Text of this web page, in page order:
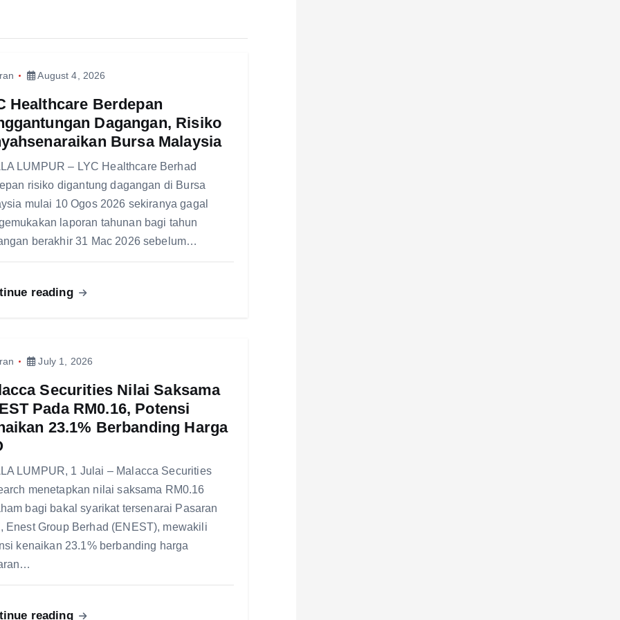
August 4, 2026
Healthcare Berdepan
Dagangan, Risiko
Bursa Malaysia
LUMPUR – LYC Healthcare Berhad
risiko digantung dagangan di Bursa
mulai 10 Ogos 2026 sekiranya gagal
laporan tahunan bagi tahun
berakhir 31 Mac 2026 sebelum…
reading
July 1, 2026
Securities Nilai Saksama
Pada RM0.16, Potensi
23.1% Berbanding Harga
LUMPUR, 1 Julai – Malacca Securities
menetapkan nilai saksama RM0.16
bagi bakal syarikat tersenarai Pasaran
Enest Group Berhad (ENEST), mewakili
kenaikan 23.1% berbanding harga
reading